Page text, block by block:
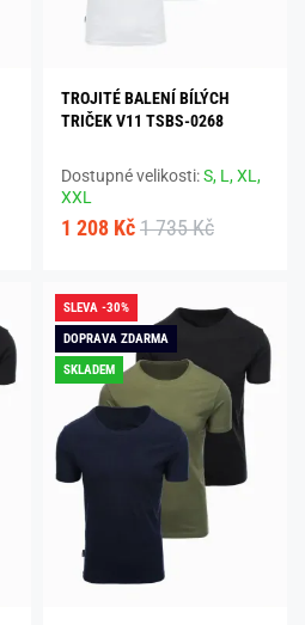
TROJITÉ BALENÍ BÍLÝCH
TRIČEK V11 TSBS-0268
Dostupné velikosti:S, L,XL,
XXL
1 208 Kč 1 735 Kč
SLEVA -30%
DOPRAVA ZDARMA
SKLADEM